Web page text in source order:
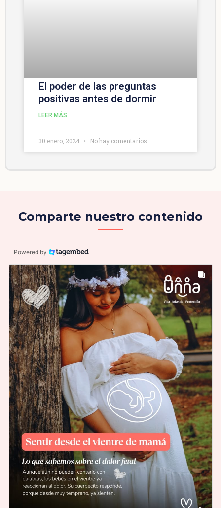
El poder de las preguntas
positivas antes de dormir
LEER MÁS
30 enero, 2024 No hay comentarios
Comparte nuestro contenido
Powered by